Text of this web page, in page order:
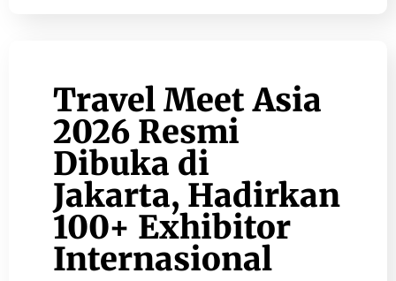
Travel Meet Asia
2026 Resmi
Dibuka di
Jakarta, Hadirkan
100+ Exhibitor
Internasional